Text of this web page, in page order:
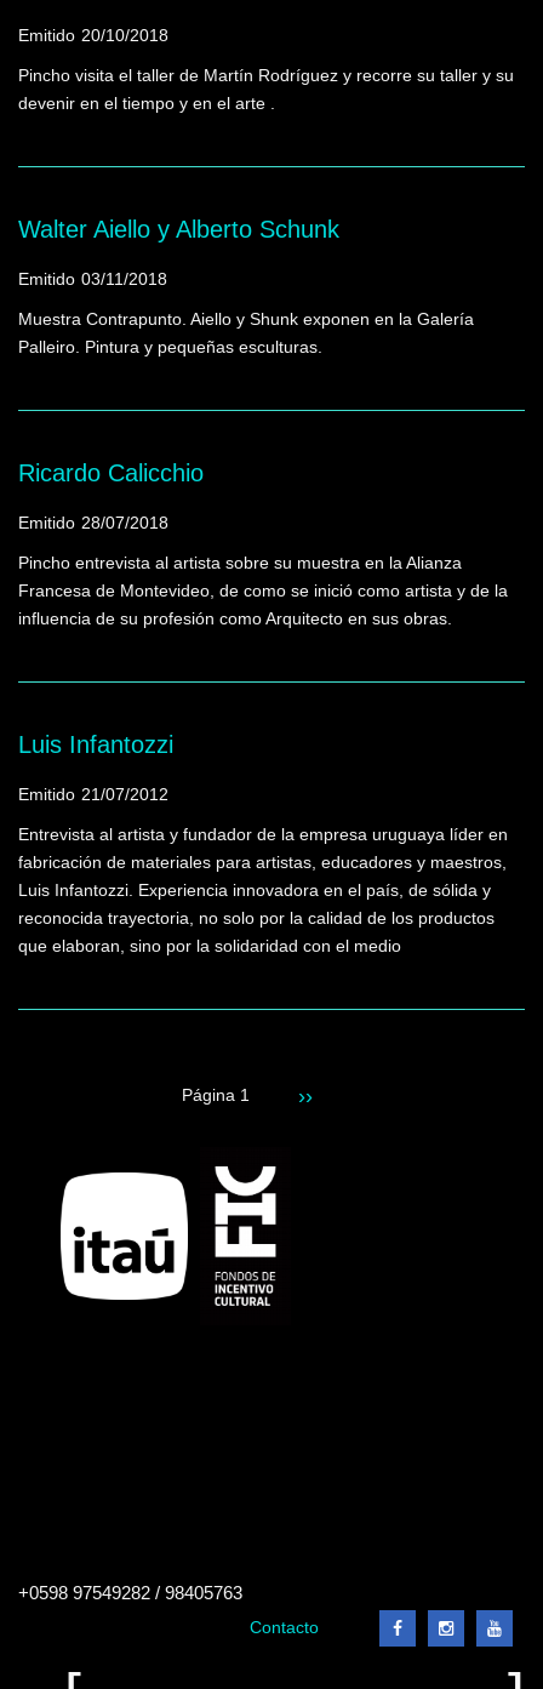
Emitido 20/10/2018
Pincho visita el taller de Martín Rodríguez y recorre su taller y su
devenir en el tiempo y en el arte .
Walter Aiello y Alberto Schunk
Emitido 03/11/2018
Muestra Contrapunto. Aiello y Shunk exponen en la Galería
Palleiro. Pintura y pequeñas esculturas.
Ricardo Calicchio
Emitido 28/07/2018
Pincho entrevista al artista sobre su muestra en la Alianza
Francesa de Montevideo, de como se inició como artista y de la
influencia de su profesión como Arquitecto en sus obras.
Luis Infantozzi
Emitido 21/07/2012
Entrevista al artista y fundador de la empresa uruguaya líder en
fabricación de materiales para artistas, educadores y maestros,
Luis Infantozzi. Experiencia innovadora en el país, de sólida y
reconocida trayectoria, no solo por la calidad de los productos
que elaboran, sino por la solidaridad con el medio
Página 1
Siguiente
››
+0598 97549282 / 98405763
en
Contacto